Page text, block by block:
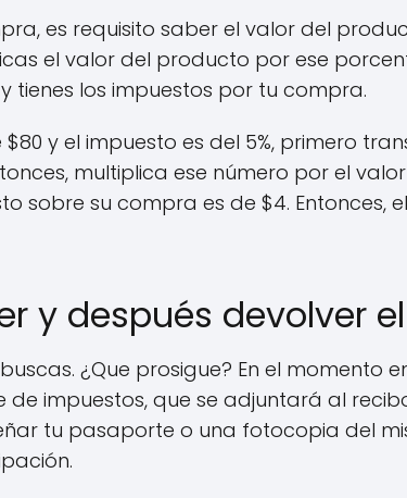
es requisito saber el valor del
el valor del producto por ese
tienes los impuestos por tu compra.
y el impuesto es del 5%, primero
multiplica ese número por el
sobre su compra es de $4. Entonces,
y después devolver el
¿Que prosigue? En el momento
impuestos, que se adjuntará al
tu pasaporte o una fotocopia del